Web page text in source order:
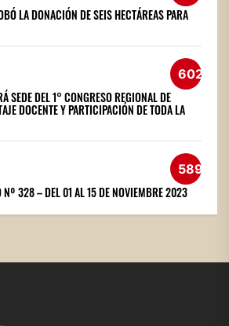
LA DONACIÓN DE SEIS HECTÁREAS PARA
602
SEDE DEL 1° CONGRESO REGIONAL DE
DOCENTE Y PARTICIPACIÓN DE TODA LA
589
Nº 328 – DEL 01 AL 15 DE NOVIEMBRE 2023